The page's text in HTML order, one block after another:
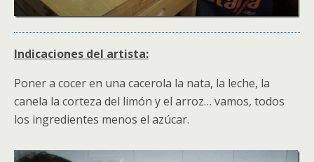
Indicaciones del artista:
Poner a cocer en una cacerola la nata, la leche, la
canela la corteza del limón y el arroz… vamos, todos
los ingredientes menos el azúcar.